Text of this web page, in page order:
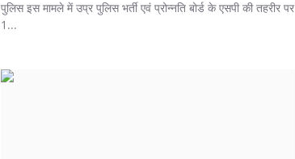
पुलिस इस मामले में उप्र पुलिस भर्ती एवं प्रोन्नति बोर्ड के एसपी की तहरीर पर
1...